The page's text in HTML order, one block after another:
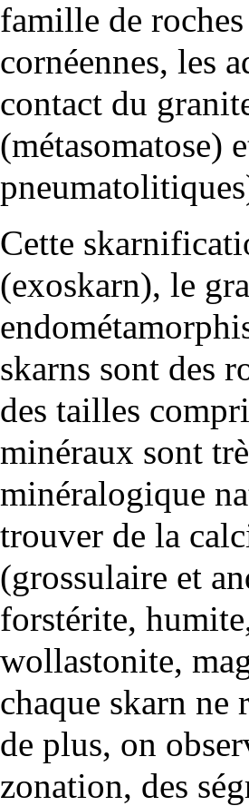
famille de
cornéennes, les
contact du
(métasomatose)
Cette
(exoskarn), le
skarns sont des
des tailles
minéraux sont
minéralogique
trouver de la
(grossulaire et
forstérite,
wollastonite,
chaque skarn
de plus, on
zonation, des